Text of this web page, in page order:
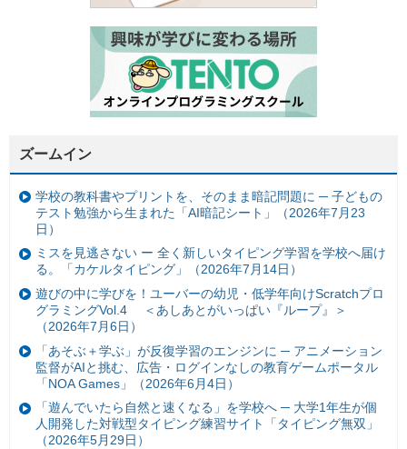
ズームイン
学校の教科書やプリントを、そのまま暗記問題に ─ 子どもの
テスト勉強から生まれた「AI暗記シート」（2026年7月23
日）
ミスを見逃さない ー 全く新しいタイピング学習を学校へ届け
る。「カケルタイピング」（2026年7月14日）
遊びの中に学びを！ユーバーの幼児・低学年向けScratchプロ
グラミングVol.4 ＜あしあとがいっぱい『ループ』＞
（2026年7月6日）
「あそぶ＋学ぶ」が反復学習のエンジンに ─ アニメーション
監督がAIと挑む、広告・ログインなしの教育ゲームポータル
「NOA Games」（2026年6月4日）
「遊んでいたら自然と速くなる」を学校へ ─ 大学1年生が個
人開発した対戦型タイピング練習サイト「タイピング無双」
（2026年5月29日）